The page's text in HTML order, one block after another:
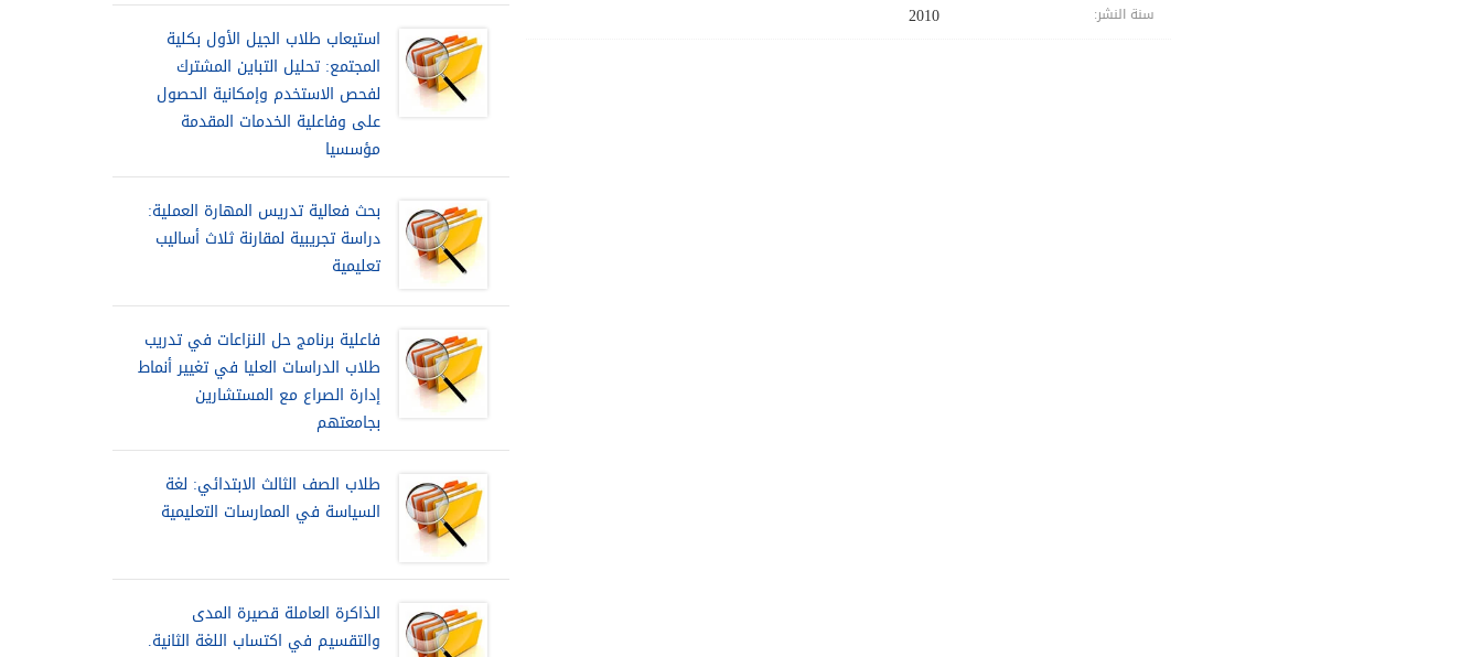
سنة النشر: 2010
استيعاب طلاب الجيل الأول بكلية
المجتمع: تحليل التباين المشترك
لفحص الاستخدم وإمكانية الحصول
على وفاعلية الخدمات المقدمة
مؤسسيا
بحث فعالية تدريس المهارة العملية:
دراسة تجريبية لمقارنة ثلاث أساليب
تعليمية
فاعلية برنامج حل النزاعات في تدريب
طلاب الدراسات العليا في تغيير أنماط
إدارة الصراع مع المستشارين
بجامعتهم
طلاب الصف الثالث الابتدائي: لغة
السياسة في الممارسات التعليمية
الذاكرة العاملة قصيرة المدى
والتقسيم في اكتساب اللغة الثانية.